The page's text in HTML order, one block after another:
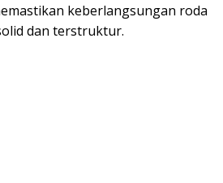
keberlangsungan roda
dan terstruktur.